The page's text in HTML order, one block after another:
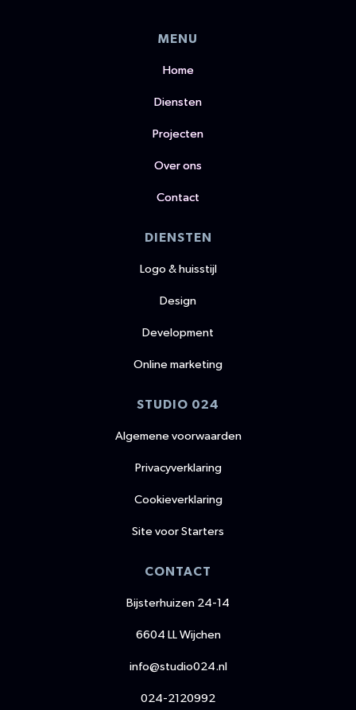
MENU
Home
Diensten
Projecten
Over ons
Contact
DIENSTEN
Logo & huisstijl
Design
Development
Online marketing
STUDIO 024
Algemene voorwaarden
Privacyverklaring
Cookieverklaring
Site voor Starters
CONTACT
Bijsterhuizen 24-14
6604 LL Wijchen
info@studio024.nl
024-2120992